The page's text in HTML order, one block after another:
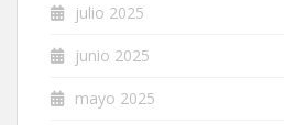
julio 2025
junio 2025
mayo 2025